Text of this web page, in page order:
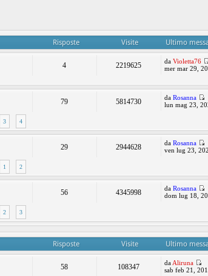
Risposte Visite Ultimo
4 2219625 da Violetta76
mer mar 29,
3 4
79 5814730 da Rosanna
lun mag 23,
1 2
29 2944628 da Rosanna
ven lug 23,
2 3
56 4345998 da Rosanna
dom lug 18,
Risposte Visite Ultimo
58 108347 da Aliruna
sab feb 21,